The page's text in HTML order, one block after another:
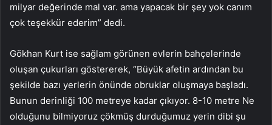
milyar değerinde mal var. ama yapacak bir şey yok canım
çok teşekkür ederim” dedi.
Gökhan Kurt ise sağlam görünen evlerin bahçelerinde
oluşan çukurları göstererek, “Büyük afetin ardından bu
şekilde bazı yerlerin önünde obruklar oluşmaya başladı.
Bunun derinliği 100 metreye kadar çıkıyor. 8-10 metre Ne
olduğunu bilmiyoruz çökmüş durduğumuz yerin dibi şu